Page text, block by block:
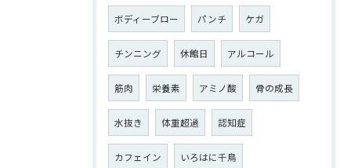
ボディーブロー パンチ ケガ
チンニング 休館日 アルコール
筋肉 栄養素 アミノ酸 骨の成長
水抜き 体重超過 認知症
カフェイン いろはに千鳥